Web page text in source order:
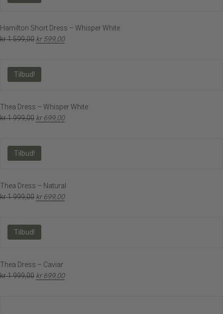
Hamilton Short Dress – Whisper White
kr1 599,00 kr599,00
Tilbud!
Thea Dress – Whisper White
kr1 999,00 kr699,00
Tilbud!
Thea Dress – Natural
kr1 999,00 kr699,00
Tilbud!
Thea Dress – Caviar
kr1 999,00 kr699,00